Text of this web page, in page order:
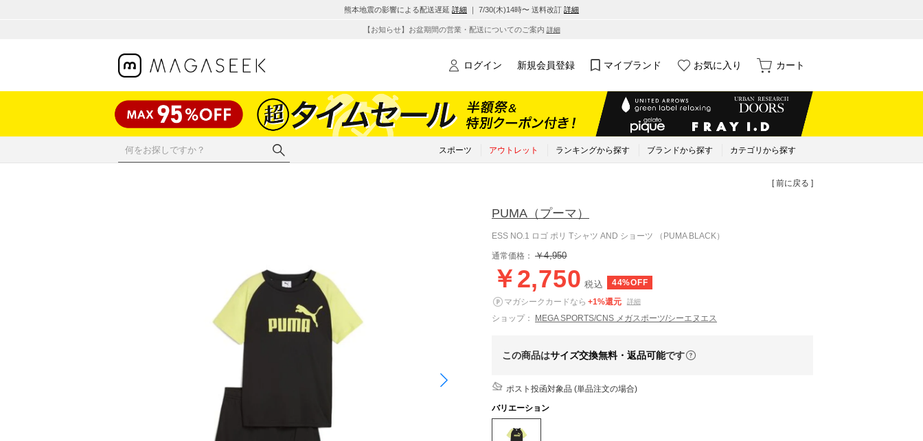
熊本地震の影響による配送遅延 詳細 ｜ 7/30(木)14時〜 送料改訂 詳細
【お知らせ】お盆期間の営業・配送についてのご案内 詳細
ログイン 新規会員登録 マイブランド お気に入り カート
スポーツ アウトレット ランキングから探す ブランドから探す カテゴリから探す
[ 前に戻る ]
PUMA （プーマ）
ESS NO.1 ロゴ ポリ Tシャツ AND ショーツ （PUMA BLACK）
通常価格： ￥4,950
￥2,750 税込
44%OFF
マガシークカードなら +1%還元 詳細
ショップ： MEGA SPORTS/CNS メガスポーツ/シーエヌエス
この商品はサイズ交換無料・返品可能です
ポスト投函対象品 (単品注文の場合)
バリエーション